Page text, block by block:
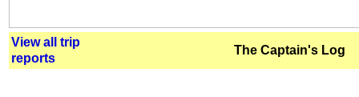
View all trip
reports
The Captain's Log